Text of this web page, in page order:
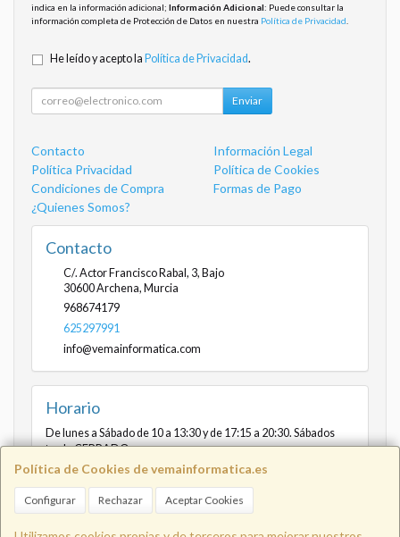
Política de Cookies de vemainformatica.es
Configurar Rechazar Aceptar Cookies
indica en la información adicional; Información Adicional: Puede consultar la
información completa de Protección de Datos en nuestra Política de Privacidad
He leído y acepto la Política de Privacidad.
Enviar
Contacto
Información Legal
Política Privacidad
Política de Cookies
Condiciones de Compra
Formas de Pago
¿Quienes Somos?
Contacto
C/. Actor Francisco Rabal, 3, Bajo
30600Archena, Murcia
968674179
625297991
info@vemainformatica.com
Horario
De lunes a Sábado de 10 a 13:30 y de 17:15 a 20:30. Sábados
tarde CERRADO